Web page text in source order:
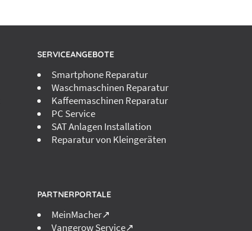
SERVICEANGEBOTE
Smartphone Reparatur
Waschmaschinen Reparatur
Kaffeemaschinen Reparatur
PC Service
SAT Anlagen Installation
Reparatur von Kleingeräten
PARTNERPORTALE
MeinMacher↗
Vangerow Service↗